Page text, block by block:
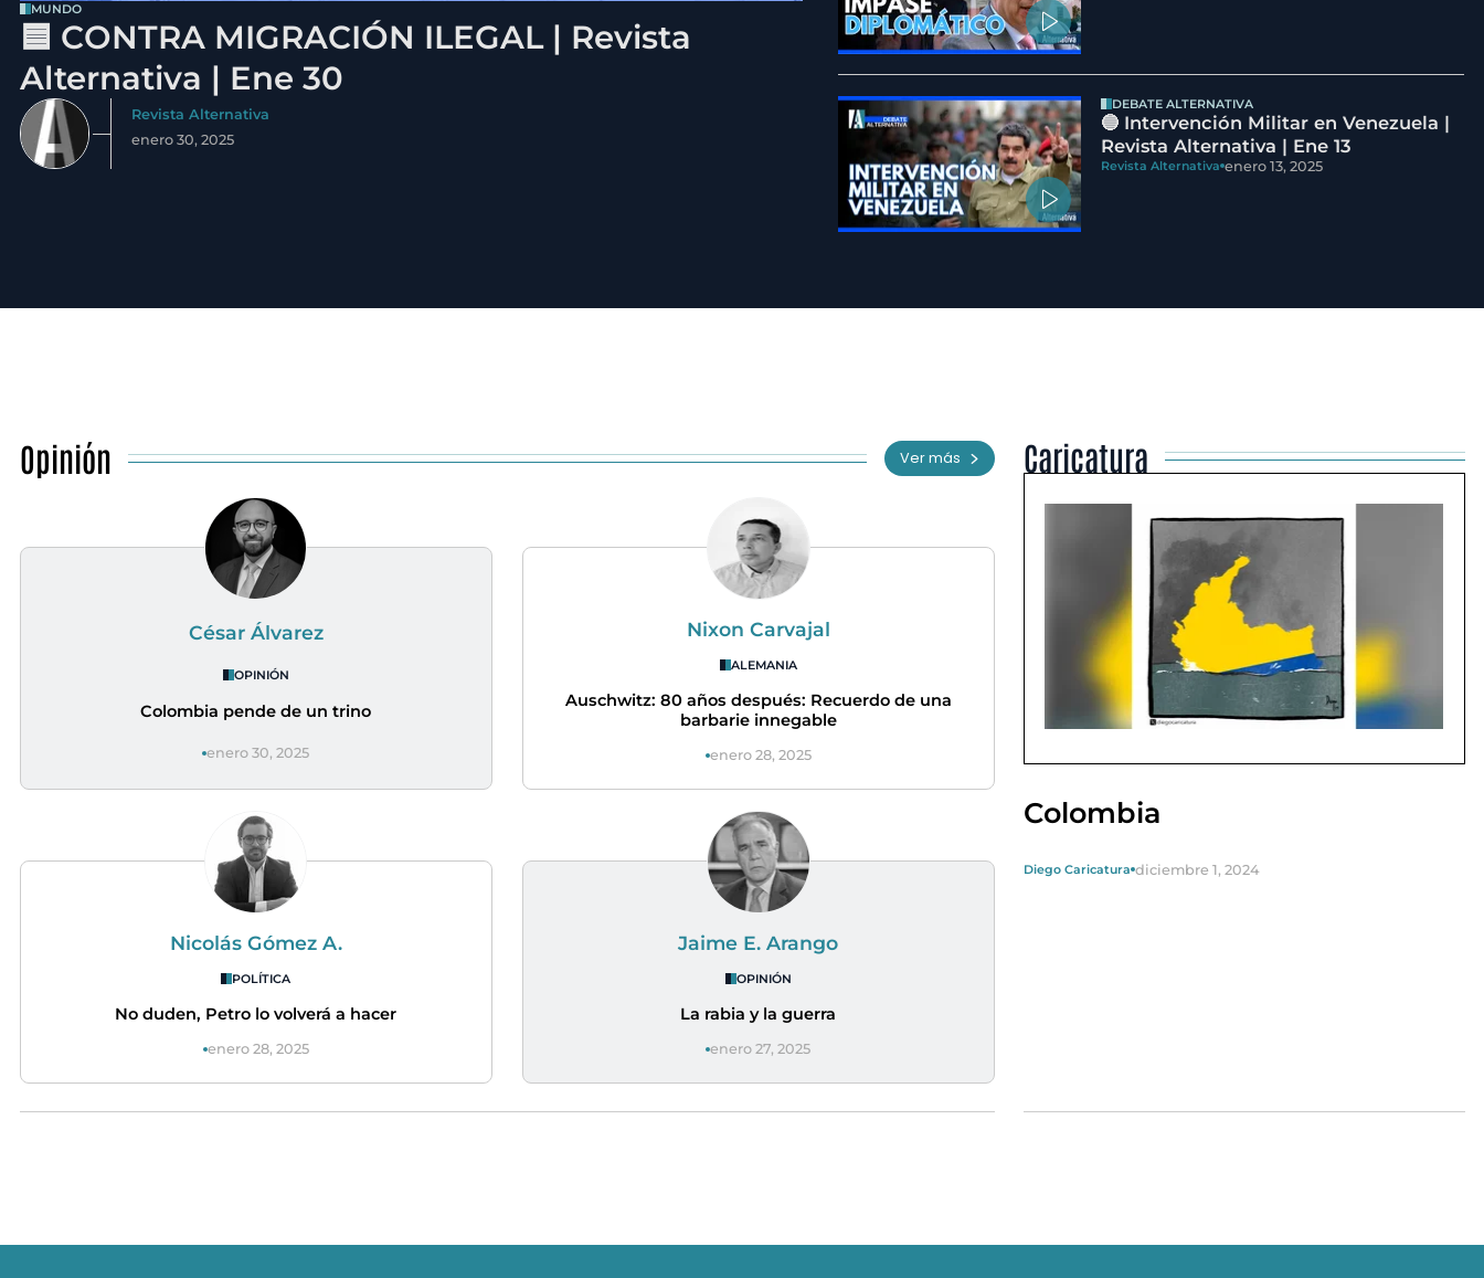
MUNDO
🟦 CONTRA MIGRACIÓN ILEGAL | Revista
Alternativa | Ene 30
Revista Alternativa
enero 30, 2025
DEBATE ALTERNATIVA
🔵 Intervención Militar en Venezuela |
Revista Alternativa | Ene 13
Revista Alternativa enero 13, 2025
Opinión Ver más
César Álvarez
OPINIÓN
Colombia pende de un trino
enero 30, 2025
Nixon Carvajal
ALEMANIA
Auschwitz: 80 años después: Recuerdo de una
barbarie innegable
enero 28, 2025
Nicolás Gómez A.
POLÍTICA
No duden, Petro lo volverá a hacer
enero 28, 2025
Jaime E. Arango
OPINIÓN
La rabia y la guerra
enero 27, 2025
Caricatura
Colombia
Diego Caricatura diciembre 1, 2024